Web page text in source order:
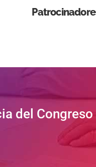
del Congreso